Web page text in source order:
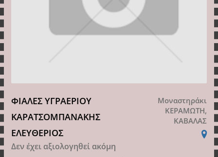
ΦΙΑΛΕΣ ΥΓΡΑΕΡΙΟΥ
ΚΑΡΑΤΣΟΜΠΑΝΑΚΗΣ
ΕΛΕΥΘΕΡΙΟΣ
Δεν έχει αξιολογηθεί ακόμη
Μοναστηράκι
ΚΕΡΑΜΩΤΗ,
ΚΑΒΑΛΑΣ